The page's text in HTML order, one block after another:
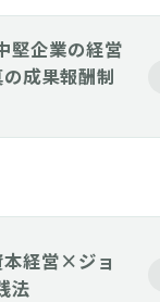
堅企業の経営
成果報酬制
本経営×ジョ
法